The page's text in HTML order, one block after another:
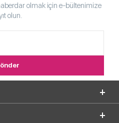
olmak için e-bültenimize
olun.